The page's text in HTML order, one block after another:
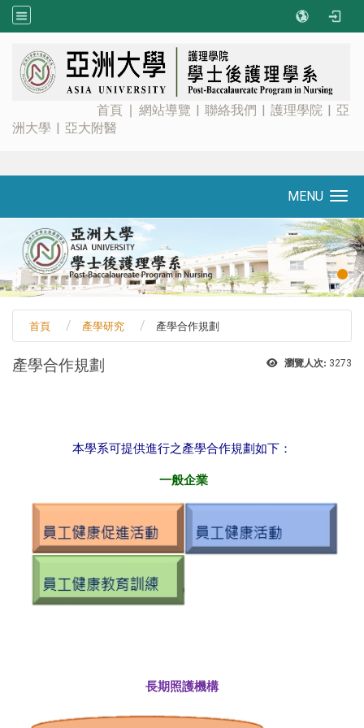
首頁 ∣ 網站導覽 | 聯絡我們 | 護理學院 | 亞
洲大學 | 亞大附醫
MENU
首頁 產學研究 產學合作規劃
瀏覽人次: 3273
產學合作規劃
本學系可提供進行之產學合作規劃如下：
一般企業
長期照護機構